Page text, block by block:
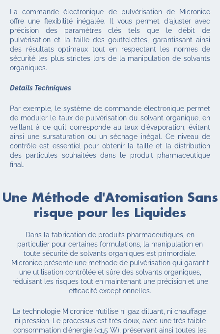
La commande électronique de pulvérisation de Micronice
offre une flexibilité inégalée. Il vous permet d’ajuster avec
précision des paramètres clés tels que le débit de
pulvérisation et la taille des gouttelettes, garantissant ainsi
des résultats optimaux tout en respectant les normes de
sécurité les plus strictes lors de la manipulation de solvants
organiques.
Details Techniques
Par exemple, le système de commande électronique permet
de moduler le taux de pulvérisation du solvant organique, en
veillant à ce qu’il corresponde au taux d’évaporation, évitant
ainsi une sursaturation ou un séchage inégal. Ce niveau de
contrôle est essentiel pour obtenir la taille et la distribution
des particules souhaitées dans le produit pharmaceutique
final.
Une Méthode d'Atomisation Sans
risque pour les Liquides
Dans la fabrication de produits pharmaceutiques, en
particulier pour certaines formulations, la manipulation en
toute sécurité de solvants organiques est primordiale.
Micronice présente une méthode de pulvérisation qui garantit
une utilisation contrôlée et sûre des solvants organiques,
réduisant les risques tout en maintenant une précision et une
efficacité exceptionnelles.
La technologie Micronice n’utilise ni gaz diluant, ni chauffage,
ni pression. Le processus est très doux, avec une très faible
consommation d’énergie (<1,5 W), préservant ainsi toutes les